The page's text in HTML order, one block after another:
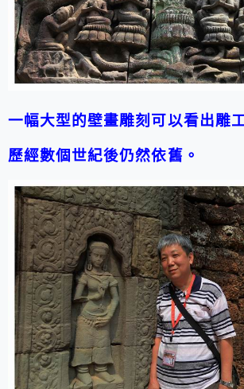
一幅大型的壁畫雕刻可以看出雕
歷經數個世紀後仍然依舊。